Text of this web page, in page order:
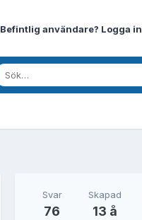
Befintlig användare? Logga in
Svar
76
Skapad
13 å